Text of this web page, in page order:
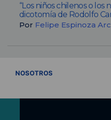
“Los niños chilenos o los
dicotomía de Rodolfo
Por Felipe Espinoza
NOSOTROS